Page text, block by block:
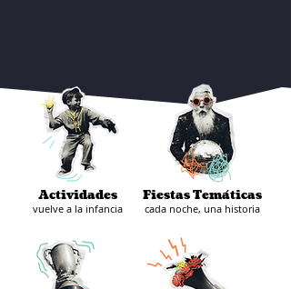
Actividades Fiestas Temáticas
vuelve a la infancia cada noche, una historia